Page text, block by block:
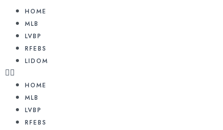
HOME
MLB
LVBP
RFEBS
LIDOM
HOME
MLB
LVBP
RFEBS